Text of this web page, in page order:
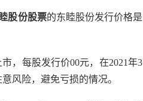
股份股票的东睦股份发行价格是
，每股发行价00元，在2021年3
风险，避免亏损的情况。